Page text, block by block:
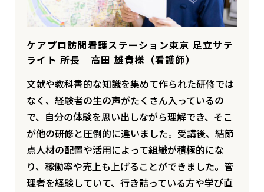
ケアプロ訪問看護ステーション東京 足立サテ
ライト 所長 高田 雄貴様（看護師）
文献や教科書的な知識を集めて作られた研修では
なく、経験者の生の声がたくさん入っているの
で、自分の体験を思い出しながら理解でき、そこ
が他の研修と圧倒的に違いました。受講後、結節
点人材の配置や活用によって組織が積極的にな
り、稼働率や売上も上げることができました。管
理者を経験していて、行き詰っている方や学び直